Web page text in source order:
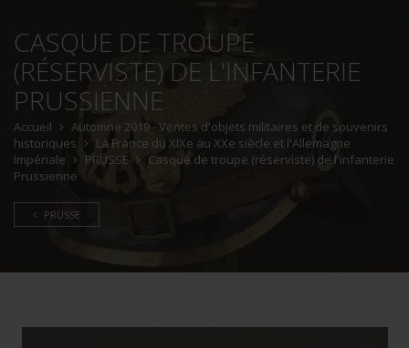
CASQUE DE TROUPE
(RÉSERVISTE) DE L'INFANTERIE
PRUSSIENNE
Accueil
Automne 2019 - Ventes d'objets militaires et de souvenirs
historiques
La France du XIXe au XXe siècle et l'Allemagne
Impériale
PRUSSE
Casque de troupe (réserviste) de l'infanterie
Prussienne
PRUSSE